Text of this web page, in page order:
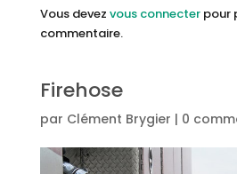
Vous devez vous connecterpour
commentaire.
Firehose
par Clément Brygier | 0